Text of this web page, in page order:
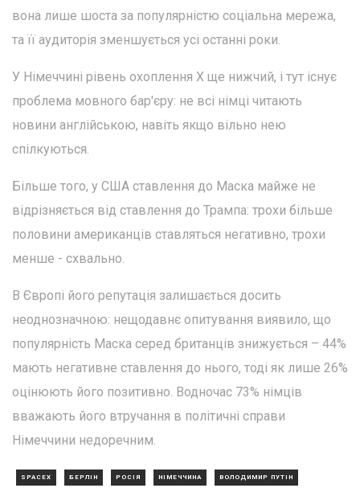
вона лише шоста за популярністю соціальна мережа,
та її аудиторія зменшується усі останні роки.
У Німеччині рівень охоплення X ще нижчий, і тут існує
проблема мовного бар'єру: не всі німці читають
новини англійською, навіть якщо вільно нею
спілкуються.
Більше того, у США ставлення до Маска майже не
відрізняється від ставлення до Трампа: трохи більше
половини американців ставляться негативно, трохи
менше - схвально.
В Європі його репутація залишається досить
неоднозначною: нещодавнє опитування виявило, що
популярність Маска серед британців знижується – 44%
мають негативне ставлення до нього, тоді як лише 26%
оцінюють його позитивно. Водночас 73% німців
вважають його втручання в політичні справи
Німеччини недоречним.
SPACEX БЕРЛІН РОСІЯ НІМЕЧЧИНА ВОЛОДИМИР ПУТІН